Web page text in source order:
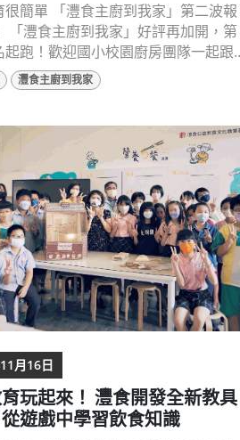
很簡單 「灃食主廚到我家」第二波報
「灃食主廚到我家」好評再加開，第
起跑！歡迎國小校園廚房團隊一起跟
營養午餐變得好吃又有趣！即日起
至3月3日止，報名相關資訊請見灃食
NG5xap ）。 ▲ 「灃食主廚
動從食材出發，編寫飲食教育教
公益飲食文化教育基金會去年底推出
廚到我家」活動，...
灃食主廚到我家
玩起來！ 灃食開發全新教具
遊戲中學習飲食知識
月16日